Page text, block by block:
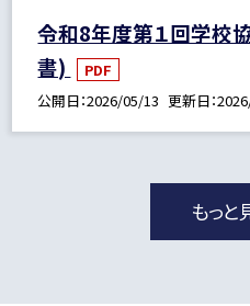
令和8年度第１回学校
書)
PDF
公開日 2026/05/13 更新日
もっと